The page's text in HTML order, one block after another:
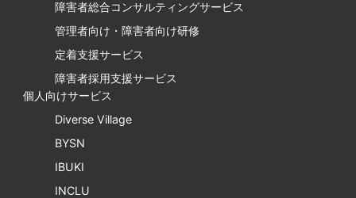
障害者総合コンサルティングサービス
管理者向け・障害者向け研修
定着支援サービス
障害者採用支援サービス
個人向けサービス
Diverse Village
BYSN
IBUKI
INCLU